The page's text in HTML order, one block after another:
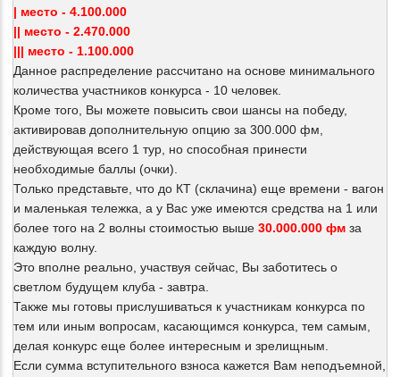
| место - 4.100.000
|| место - 2.470.000
||| место - 1.100.000
Данное распределение рассчитано на основе минимального
количества участников конкурса - 10 человек.
Кроме того, Вы можете повысить свои шансы на победу,
активировав дополнительную опцию за 300.000 фм,
действующая всего 1 тур, но способная принести
необходимые баллы (очки).
Только представьте, что до КТ (склачина) еще времени - вагон
и маленькая тележка, а у Вас уже имеются средства на 1 или
более того на 2 волны стоимостью выше 30.000.000 фмза
каждую волну.
Это вполне реально, участвуя сейчас, Вы заботитесь о
светлом будущем клуба - завтра.
Также мы готовы прислушиваться к участникам конкурса по
тем или иным вопросам, касающимся конкурса, тем самым,
делая конкурс еще более интересным и зрелищным.
Если сумма вступительного взноса кажется Вам неподъемной,